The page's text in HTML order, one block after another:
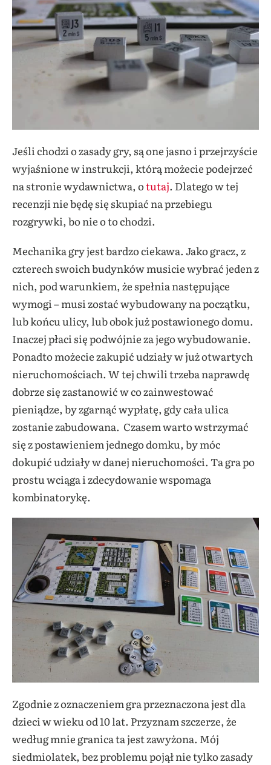
Jeśli chodzi o zasady gry, są one jasno i przejrzyście
wyjaśnione w instrukcji, którą możecie podejrzeć
na stronie wydawnictwa, otutaj. Dlatego w tej
recenzji nie będę się skupiać na przebiegu
rozgrywki, bo nie o to chodzi.
Mechanika gry jest bardzo ciekawa. Jako gracz, z
czterech swoich budynków musicie wybrać jeden z
nich, pod warunkiem, że spełnia następujące
wymogi – musi zostać wybudowany na początku,
lub końcu ulicy, lub obok już postawionego domu.
Inaczej płaci się podwójnie za jego wybudowanie.
Ponadto możecie zakupić udziały w już otwartych
nieruchomościach. W tej chwili trzeba naprawdę
dobrze się zastanowić w co zainwestować
pieniądze, by zgarnąć wypłatę, gdy cała ulica
zostanie zabudowana. Czasem warto wstrzymać
się z postawieniem jednego domku, by móc
dokupić udziały w danej nieruchomości. Ta gra po
prostu wciąga i zdecydowanie wspomaga
kombinatorykę.
Zgodnie z oznaczeniem gra przeznaczona jest dla
dzieci w wieku od 10 lat. Przyznam szczerze, że
według mnie granica ta jest zawyżona. Mój
siedmiolatek, bez problemu pojął nie tylko zasady